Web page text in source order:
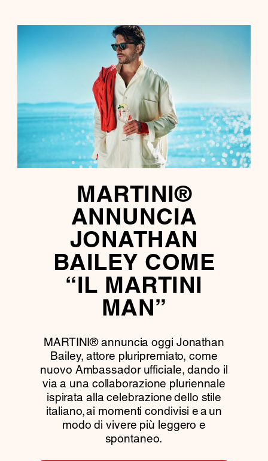
MARTINI®
ANNUNCIA
JONATHAN
BAILEY COME
“IL MARTINI
MAN”
MARTINI® annuncia oggi Jonathan
Bailey, attore pluripremiato, come
nuovo Ambassador ufficiale, dando il
via a una collaborazione pluriennale
ispirata alla celebrazione dello stile
italiano, ai momenti condivisi e a un
modo di vivere più leggero e
spontaneo.